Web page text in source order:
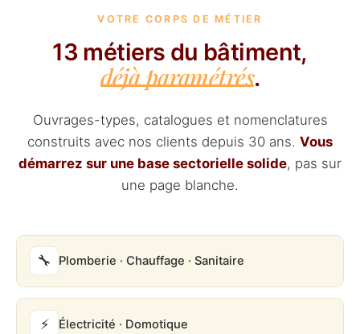
VOTRE CORPS DE MÉTIER
13 métiers du bâtiment,
déjà paramétrés.
Ouvrages-types, catalogues et nomenclatures
construits avec nos clients depuis 30 ans. Vous
démarrez sur une base sectorielle solide, pas sur
une page blanche.
🔧 Plomberie · Chauffage · Sanitaire
⚡ Électricité · Domotique